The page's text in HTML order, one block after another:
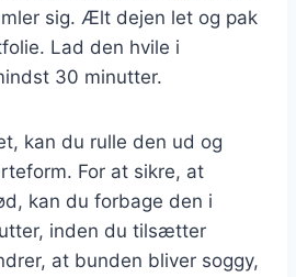
sig. Ælt dejen let og pak
Lad den hvile i
30 minutter.
kan du rulle den ud og
For at sikre, at
kan du forbage den i
inden du tilsætter
at bunden bliver soggy,